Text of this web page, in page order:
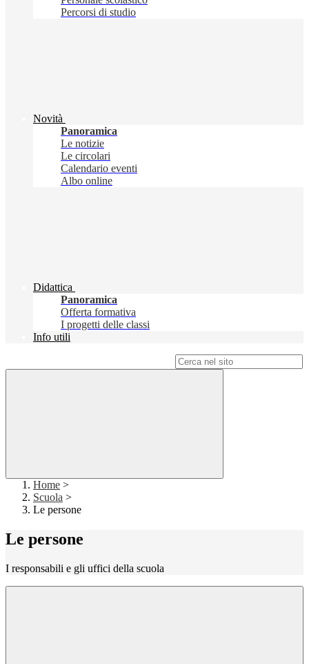
Percorsi di studio
Novità
Panoramica
Le notizie
Le circolari
Calendario eventi
Albo online
Didattica
Panoramica
Offerta formativa
I progetti delle classi
Info utili
Home >
Scuola >
Le persone
Le persone
I responsabili e gli uffici della scuola